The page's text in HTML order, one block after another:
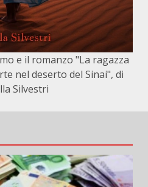
e il romanzo "La ragazza
nel deserto del Sinai", di
Silvestri